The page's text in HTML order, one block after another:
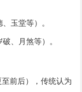
玉堂等）。
、月煞等）。
前后），传统认为